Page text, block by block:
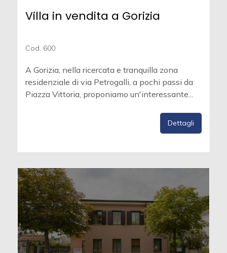
Villa in vendita a Gorizia
Cod. 600
A Gorizia, nella ricercata e tranquilla zona
residenziale di via Petrogalli, a pochi passi da
Piazza Vittoria, proponiamo un'interessante...
Dettagli